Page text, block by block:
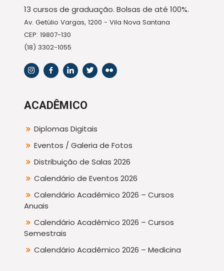
13 cursos de graduação. Bolsas de até 100%.
Av. Getúlio Vargas, 1200 - Vila Nova Santana
CEP: 19807-130
(18) 3302-1055
ACADÊMICO
Diplomas Digitais
Eventos / Galeria de Fotos
Distribuição de Salas 2026
Calendário de Eventos 2026
Calendário Acadêmico 2026 – Cursos
Anuais
Calendário Acadêmico 2026 – Cursos
Semestrais
Calendário Acadêmico 2026 – Medicina